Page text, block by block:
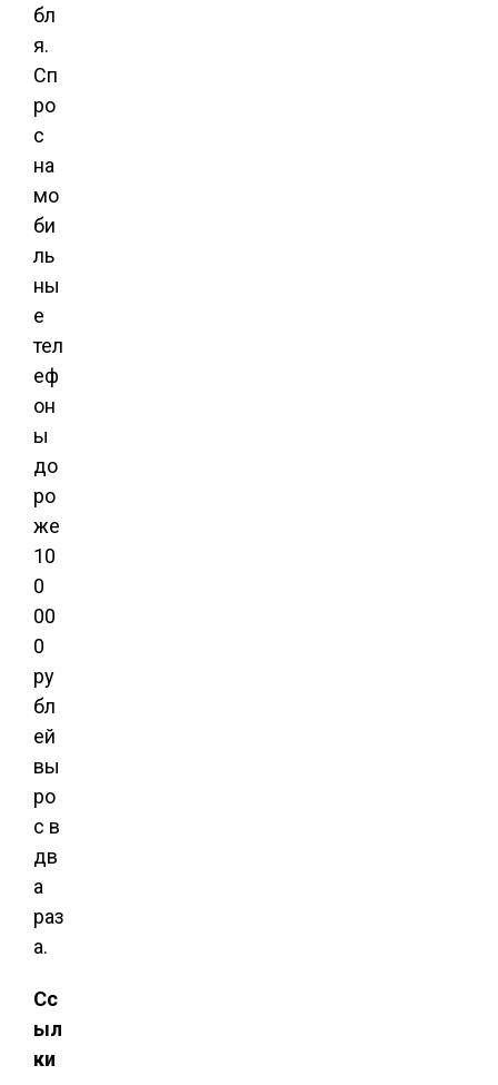
бл
я.
Сп
ро
с
на
мо
би
ль
ны
е
тел
еф
он
ы
до
ро
же
10
0
00
0
ру
бл
ей
вы
ро
с в
дв
а
раз
а.
Сс
ыл
ки